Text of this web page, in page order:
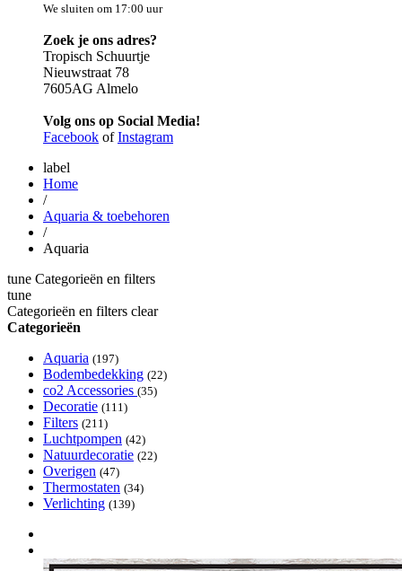
We sluiten om 17:00 uur
Zoek je ons adres?
Tropisch Schuurtje
Nieuwstraat 78
7605AG Almelo
Volg ons op Social Media!
Facebook ofInstagram
label
Home
/
Aquaria & toebehoren
/
Aquaria
tune Categorieën en filters
tune
Categorieën en filters clear
Categorieën
Aquaria (197)
Bodembedekking (22)
co2 Accessories (35)
Decoratie (111)
Filters (211)
Luchtpompen (42)
Natuurdecoratie (22)
Overigen (47)
Thermostaten (34)
Verlichting (139)